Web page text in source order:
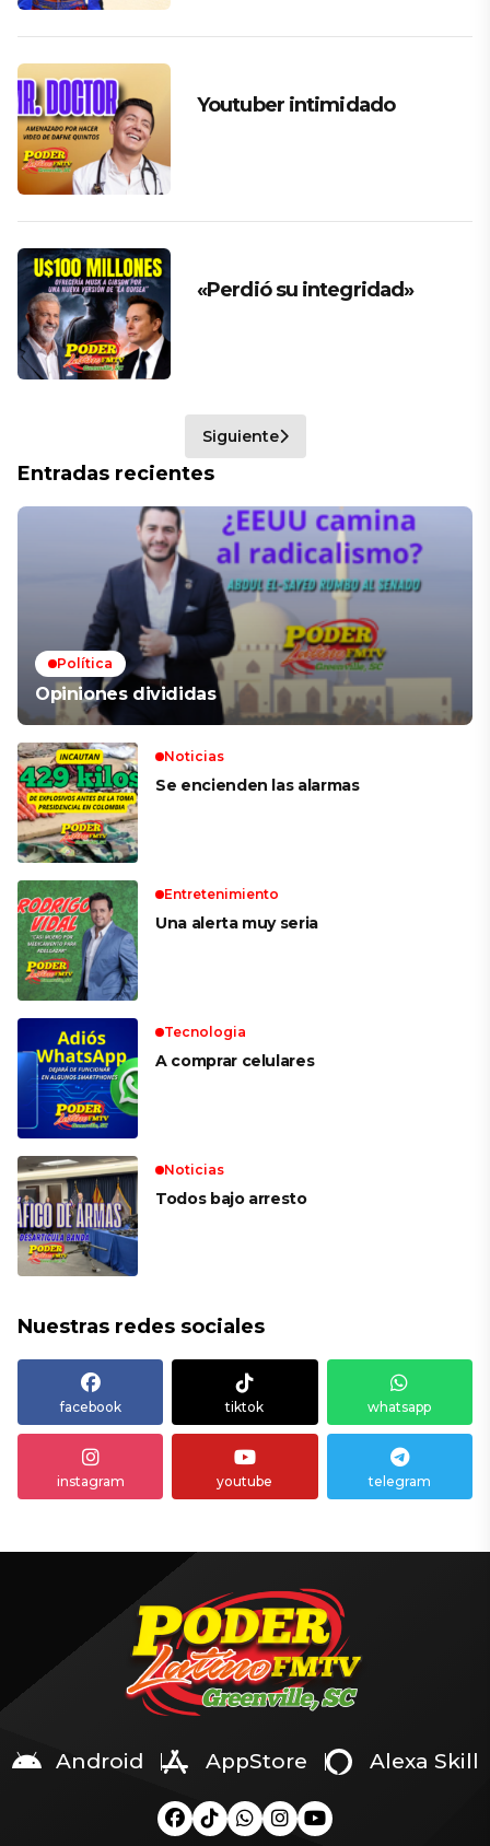
Youtuber intimidado
«Perdió su integridad»
Siguiente
Entradas recientes
Política
Opiniones divididas
Noticias
Se encienden las alarmas
Entretenimiento
Una alerta muy seria
Tecnologia
A comprar celulares
Noticias
Todos bajo arresto
Nuestras redes sociales
facebook tiktok whatsapp
instagram youtube telegram
Android AppStore Alexa Skill